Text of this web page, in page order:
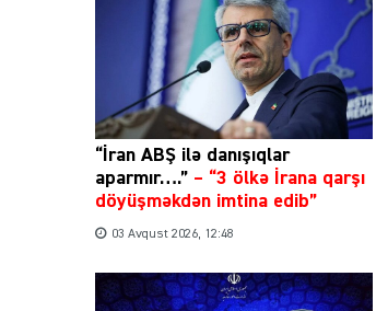
“İran ABŞ ilə danışıqlar
aparmır….” – “3 ölkə İrana qarşı
döyüşməkdən imtina edib”
03 Avqust 2026, 12:48